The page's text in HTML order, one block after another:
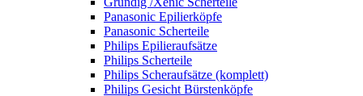
Panasonic Epilierköpfe
Panasonic Scherteile
Philips Epilieraufsätze
Philips Scherteile
Philips Scheraufsätze (komplett)
Philips Gesicht Bürstenköpfe